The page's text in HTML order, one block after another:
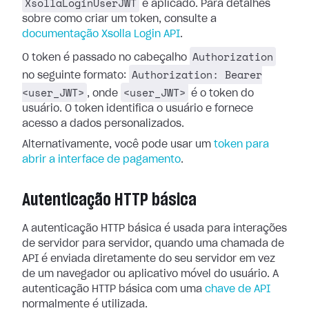
é aplicado. Para detalhes
sobre como criar um token, consulte a
documentação Xsolla Login API.
O token é passado no cabeçalho Authorization
no seguinte formato:
Authorization: Bearer
<user_JWT> , onde <user_JWT>
é o token do
usuário. O token identifica o usuário e fornece
acesso a dados personalizados.
Alternativamente, você pode usar um token para
abrir a interface de pagamento.
Autenticação HTTP básica
A autenticação HTTP básica é usada para interações
de servidor para servidor, quando uma chamada de
API é enviada diretamente do seu servidor em vez
de um navegador ou aplicativo móvel do usuário. A
autenticação HTTP básica com uma chave de API
normalmente é utilizada.